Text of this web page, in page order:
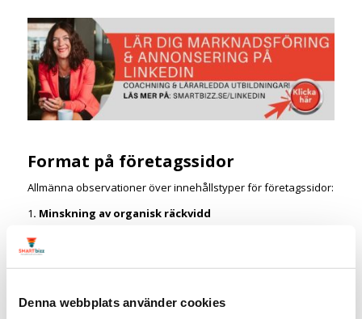
Denna webbplats använder cookies
Format på företagssidor
Allmänna observationer över innehållstyper för företagssidor:
1. Minskning av organisk räckvidd
nedgång i organisk räckvidd under 2024. Detta ligger i linje
2.Omröstningar och video presterar något bättre